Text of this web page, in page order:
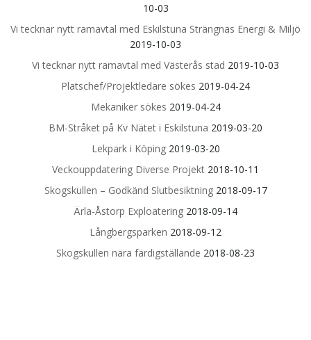
10-03
Vi tecknar nytt ramavtal med Eskilstuna Strängnäs Energi & Miljö
2019-10-03
Vi tecknar nytt ramavtal med Västerås stad 2019-10-03
Platschef/Projektledare sökes 2019-04-24
Mekaniker sökes 2019-04-24
BM-Stråket på Kv Nätet i Eskilstuna 2019-03-20
Lekpark i Köping 2019-03-20
Veckouppdatering Diverse Projekt 2018-10-11
Skogskullen – Godkänd Slutbesiktning 2018-09-17
Ärla-Åstorp Exploatering 2018-09-14
Långbergsparken 2018-09-12
Skogskullen nära färdigställande 2018-08-23